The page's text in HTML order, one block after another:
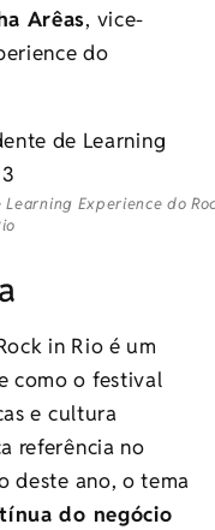
Arêas, vice-
do
Experience do
in Rio é um
como o festival
e cultura
referência no
deste ano, o tema
do negócio